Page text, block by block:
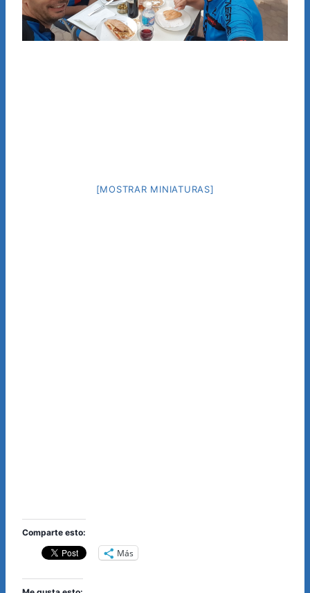
[MOSTRAR MINIATURAS]
Comparte esto:
Más